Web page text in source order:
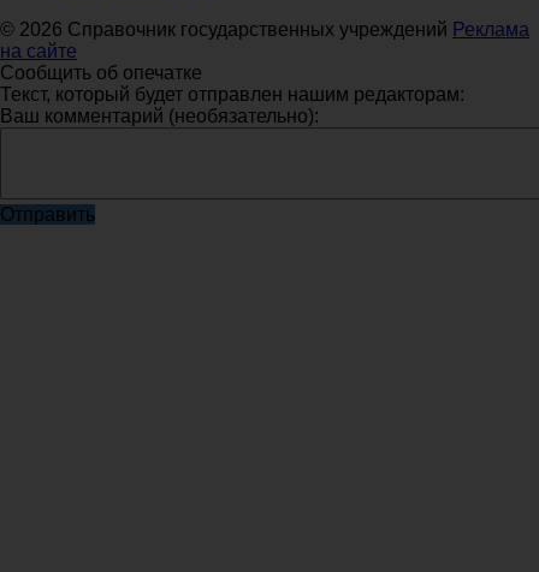
© 2026 Справочник государственных учреждений Реклама
на сайте
Сообщить об опечатке
Текст, который будет отправлен нашим редакторам:
Ваш комментарий (необязательно):
Отправить